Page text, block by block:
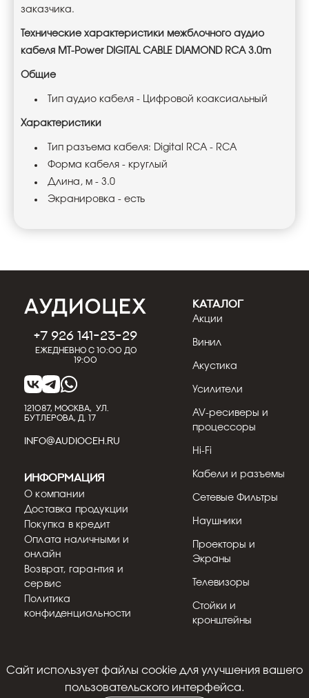
заказчика.
Технические характеристики межблочного аудио
кабеля MT-Power DIGITAL CABLE DIAMOND RCA 3.0m
Общие
Тип аудио кабеля - Цифровой коаксиальный
Характеристики
Тип разъема кабеля: Digital RCA - RCA
Форма кабеля - круглый
Длина, м - 3.0
Экранировка - есть
+7 926 141-23-29
Ежедневно с 10:00 до
19:00
121087, МОСКВА, УЛ.
БУТЛЕРОВА, Д. 17
INFO@AUDIOCEH.RU
КАТАЛОГ
Акции
Винил
Акустика
Усилители
AV-ресиверы и
процессоры
Hi-Fi
Кабели и разъемы
Сетевые Фильтры
Наушники
Проекторы и
Экраны
Телевизоры
Стойки и
кронштейны
Информация
О компании
Доставка продукции
Покупка в кредит
Оплата наличными и
онлайн
Возврат, гарантия и
сервис
Политика
конфиденциальности
© 2018 - 2026
Cайт использует файлы cookie для улучшения вашего
пользовательского интерфейса.